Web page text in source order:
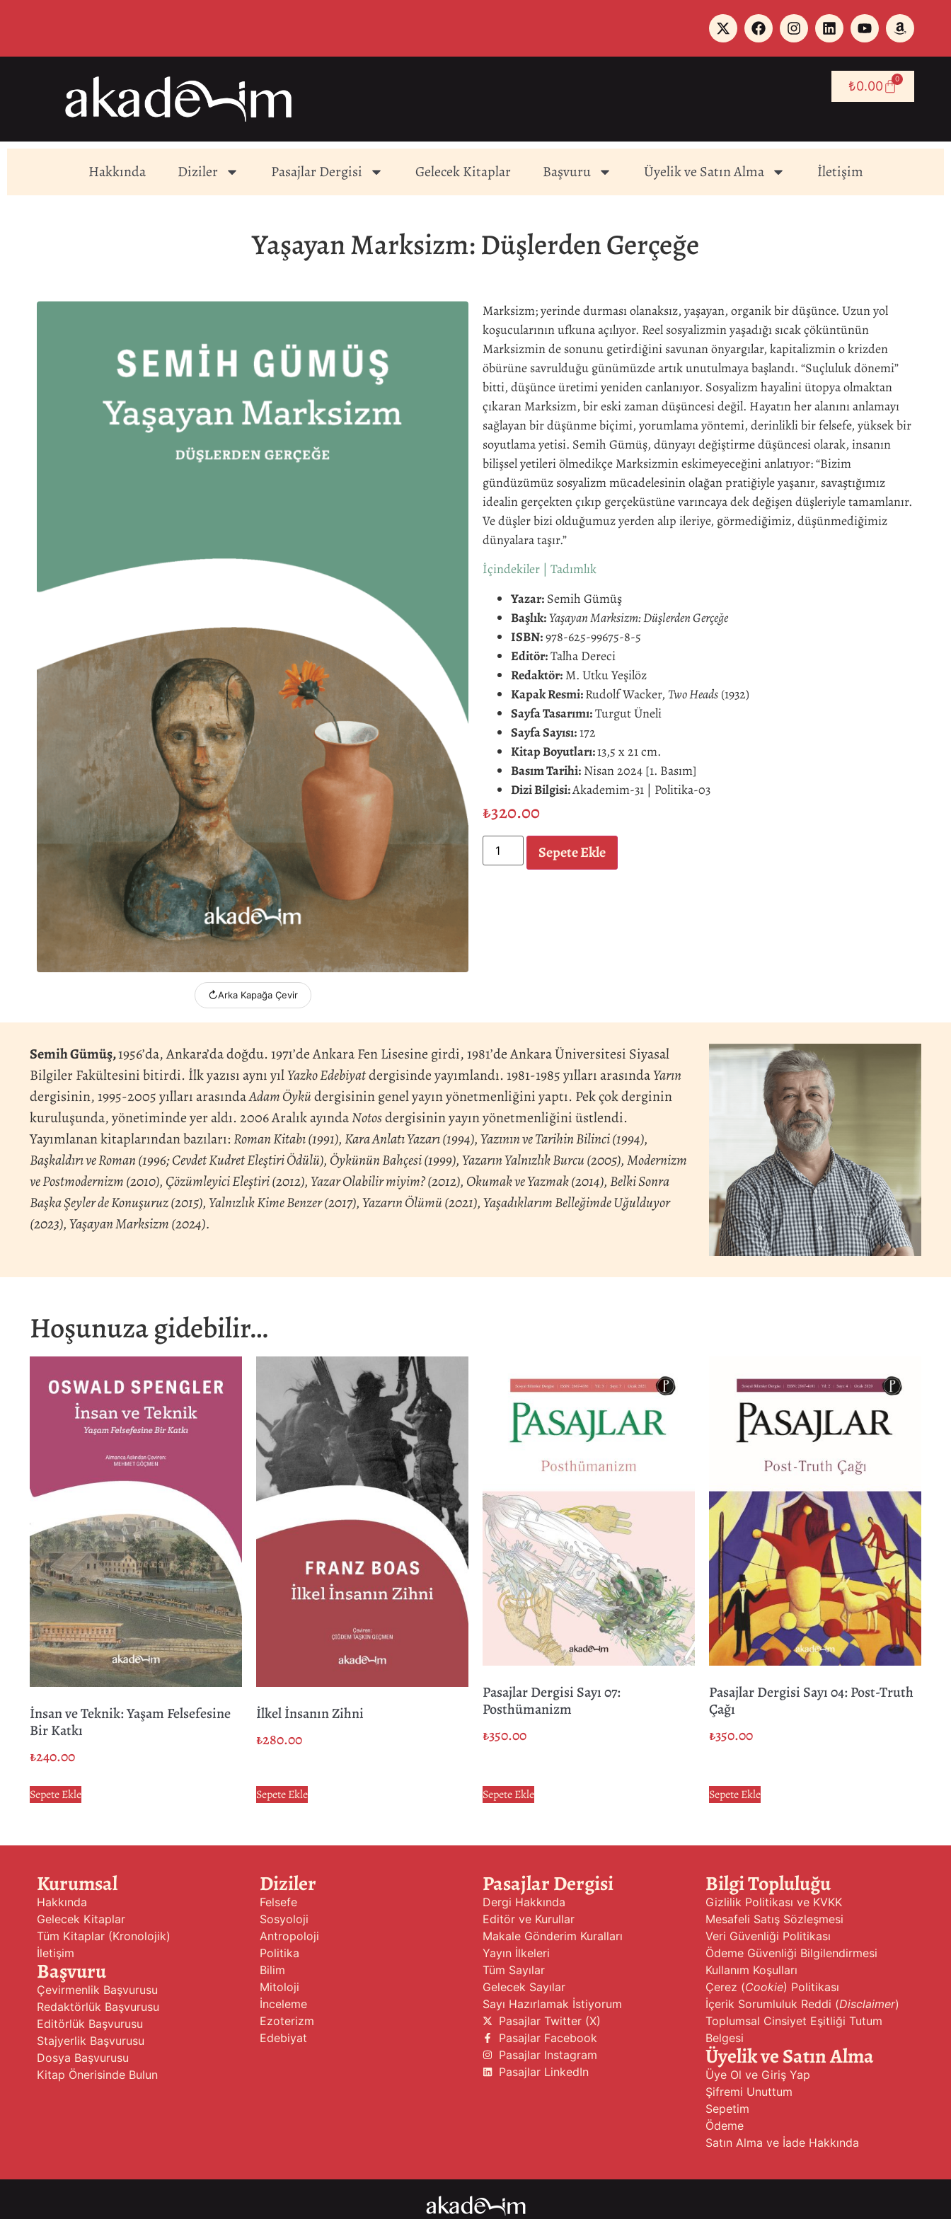
₺0.00 0
Hakkında Diziler Pasajlar Dergisi Gelecek Kitaplar Başvuru Üyelik ve Satın Alma İletişim
Yaşayan Marksizm: Düşlerden Gerçeğe
↻Arka Kapağa Çevir
Marksizm; yerinde durması olanaksız, yaşayan, organik bir düşünce. Uzun yol
koşucularının ufkuna açılıyor. Reel sosyalizmin yaşadığı sıcak çöküntünün
Marksizmin de sonunu getirdiğini savunan önyargılar, kapitalizmin o krizden
öbürüne savrulduğu günümüzde artık unutulmaya başlandı. “Suçluluk dönemi”
bitti, düşünce üretimi yeniden canlanıyor. Sosyalizm hayalini ütopya olmaktan
çıkaran Marksizm, bir eski zaman düşüncesi değil. Hayatın her alanını anlamayı
sağlayan bir düşünme biçimi, yorumlama yöntemi, derinlikli bir felsefe, yüksek bir
soyutlama yetisi. Semih Gümüş, dünyayı değiştirme düşüncesi olarak, insanın
bilişsel yetileri ölmedikçe Marksizmin eskimeyeceğini anlatıyor: “Bizim
gündüzümüz sosyalizm mücadelesinin olağan pratiğiyle yaşanır, savaştığımız
idealin gerçekten çıkıp gerçeküstüne varıncaya dek değişen düşleriyle tamamlanır.
Ve düşler bizi olduğumuz yerden alıp ileriye, görmediğimiz, düşünmediğimiz
dünyalara taşır.”
İçindekiler | Tadımlık
Yazar: Semih Gümüş
Başlık:Yaşayan Marksizm: Düşlerden Gerçeğe
ISBN:978-625-99675-8-5
Editör:Talha Dereci
Redaktör: M. Utku Yeşilöz
Kapak Resmi:Rudolf Wacker, Two Heads (1932)
Sayfa Tasarımı:Turgut Üneli
Sayfa Sayısı:172
Kitap Boyutları:13,5 x 21 cm.
Basım Tarihi: Nisan 2024 [1. Basım]
Dizi Bilgisi:Akademim-31 | Politika-03
₺320.00
Sepete Ekle
Semih Gümüş,1956’da, Ankara’da doğdu. 1971’de Ankara Fen Lisesine girdi, 1981’de Ankara Üniversitesi Siyasal
Bilgiler Fakültesini bitirdi. İlk yazısı aynı yılYazko Edebiyatdergisinde yayımlandı. 1981-1985 yılları arasındaYarın
dergisinin, 1995-2005 yılları arasındaAdam Öyküdergisinin genel yayın yönetmenliğini yaptı. Pek çok derginin
kuruluşunda, yönetiminde yer aldı. 2006 Aralık ayındaNotosdergisinin yayın yönetmenliğini üstlendi.
Yayımlanan kitaplarından bazıları:Roman Kitabı (1991), Kara Anlatı Yazarı (1994), Yazının ve Tarihin Bilinci (1994),
Başkaldırı ve Roman (1996; Cevdet Kudret Eleştiri Ödülü), Öykünün Bahçesi (1999), Yazarın Yalnızlık Burcu (2005), Modernizm
ve Postmodernizm (2010), Çözümleyici Eleştiri (2012), Yazar Olabilir miyim? (2012), Okumak ve Yazmak (2014), Belki Sonra
Başka Şeyler de Konuşuruz (2015), Yalnızlık Kime Benzer (2017), Yazarın Ölümü (2021), Yaşadıklarım Belleğimde Uğulduyor
(2023), Yaşayan Marksizm (2024).
Hoşunuza gidebilir…
İnsan ve Teknik: Yaşam Felsefesine
Bir Katkı
₺240.00
Sepete Ekle
İlkel İnsanın Zihni
₺280.00
Sepete Ekle
Pasajlar Dergisi Sayı 07:
Posthümanizm
₺350.00
Sepete Ekle
Pasajlar Dergisi Sayı 04: Post-Truth
Çağı
₺350.00
Sepete Ekle
Kurumsal
Hakkında
Gelecek Kitaplar
Tüm Kitaplar (Kronolojik)
İletişim
Başvuru
Çevirmenlik Başvurusu
Redaktörlük Başvurusu
Editörlük Başvurusu
Stajyerlik Başvurusu
Dosya Başvurusu
Kitap Önerisinde Bulun
Diziler
Felsefe
Sosyoloji
Antropoloji
Politika
Bilim
Mitoloji
İnceleme
Ezoterizm
Edebiyat
Pasajlar Dergisi
Dergi Hakkında
Editör ve Kurullar
Makale Gönderim Kuralları
Yayın İlkeleri
Tüm Sayılar
Gelecek Sayılar
Sayı Hazırlamak İstiyorum
Pasajlar Twitter (X)
Pasajlar Facebook
Pasajlar Instagram
Pasajlar LinkedIn
Bilgi Topluluğu
Gizlilik Politikası ve KVKK
Mesafeli Satış Sözleşmesi
Veri Güvenliği Politikası
Ödeme Güvenliği Bilgilendirmesi
Kullanım Koşulları
Çerez (Cookie) Politikası
İçerik Sorumluluk Reddi (Disclaimer)
Toplumsal Cinsiyet Eşitliği Tutum
Belgesi
Üyelik ve Satın Alma
Üye Ol ve Giriş Yap
Şifremi Unuttum
Sepetim
Ödeme
Satın Alma ve İade Hakkında